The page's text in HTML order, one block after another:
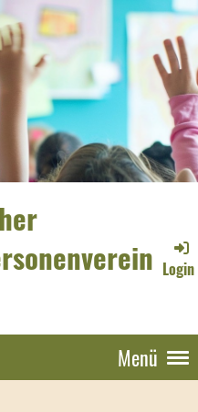
Login
Menü